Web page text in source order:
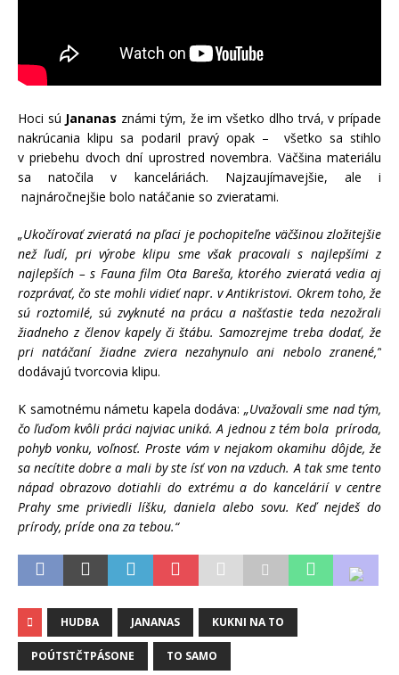
Hoci sú Jananas známi tým, že im všetko dlho trvá, v prípade
nakrúcania klipu sa podaril pravý opak – všetko sa stihlo
v priebehu dvoch dní uprostred novembra. Väčšina materiálu
sa natočila v kanceláriách. Najzaujímavejšie, ale i
najnáročnejšie bolo natáčanie so zvieratami.
„Ukočírovať zvieratá na pľaci je pochopiteľne väčšinou zložitejšie
než ľudí, pri výrobe klipu sme však pracovali s najlepšími z
najlepších – s Fauna film Ota Bareša, ktorého zvieratá vedia aj
rozprávať, čo ste mohli vidieť napr. v Antikristovi. Okrem toho, že
sú roztomilé, sú zvyknuté na prácu a našťastie teda nezožrali
žiadneho z členov kapely či štábu. Samozrejme treba dodať, že
pri natáčaní žiadne zviera nezahynulo ani nebolo zranené,”
dodávajú tvorcovia klipu.
K samotnému námetu kapela dodáva: „Uvažovali sme nad tým,
čo ľuďom kvôli práci najviac uniká. A jednou z tém bola príroda,
pohyb vonku, voľnosť. Proste vám v nejakom okamihu dôjde, že
sa necítite dobre a mali by ste ísť von na vzduch. A tak sme tento
nápad obrazovo dotiahli do extrému a do kancelárií v centre
Prahy sme priviedli líšku, daniela alebo sovu. Keď nejdeš do
prírody, príde ona za tebou.“
HUDBA JANANAS KUKNI NA TO
POÚTSTČTPÁSONE TO SAMO